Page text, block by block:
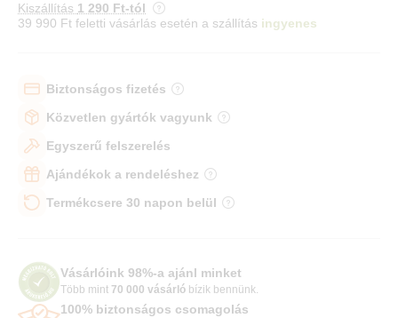
Kiszállítás 1 290 Ft-tól
39 990 Ft feletti vásárlás esetén a szállítás ingyenes
Biztonságos fizetés
Közvetlen gyártók vagyunk
Egyszerű felszerelés
Ajándékok a rendeléshez
Termékcsere 30 napon belül
Vásárlóink 98%-a ajánl minket
Több mint 70 000 vásárló bízik bennünk.
100% biztonságos csomagolás